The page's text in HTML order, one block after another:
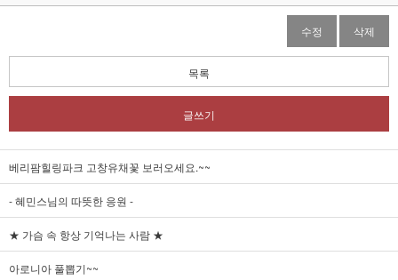
수정 삭제
목록
글쓰기
베리팜힐링파크 고창유채꽃 보러오세요.~~
- 혜민스님의 따뜻한 응원 -
★ 가슴 속 항상 기억나는 사람 ★
아로니아 풀뽑기~~